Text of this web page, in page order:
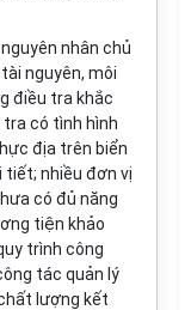
nhân chủ
nguyên, môi
điều tra khắc
có tình hình
địa trên biển
i tiết; nhiều đơn vị
có đủ năng
tiện khảo
trình công
tác quản lý
lượng kết